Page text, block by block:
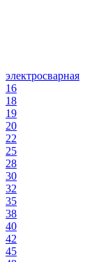
электросварная
16
18
19
20
22
25
28
30
32
35
38
40
42
45